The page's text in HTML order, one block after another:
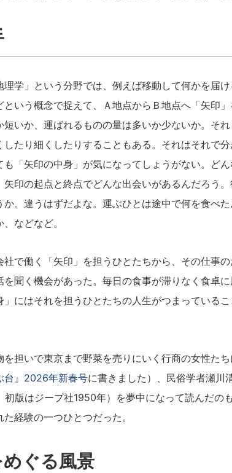
学」という分野では、例えば移動して何かを届
という概念で捉えて、Ａ地点からＢ地点へ「矢印
短いか、運ばれるものの量は多いか少ないか。そ
たり細くしたりすることもある。それはそれで
も「矢印の中身」が気になってしょうがない。ど
印の起点と終点でどんな出会いがあるんだろう。
か。違うはずだよな。運ぶひとは途中で何を食べ
などなど。
で働く「矢印」を担うひとたちから、その仕事
聞く機会があった。毎日の食事が滞りなく食卓
にはそれを担うひとたちの人生がつまっている
担いで東京まで野菜を売りにいく行商の女性た
台』2026年新春号に書きました）、民俗学者瀬川
初版はジープ社1950年）を夢中になって読んだの
経験の一つひとつだった。
ぐる風景